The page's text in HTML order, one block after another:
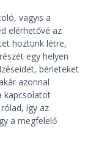
vagyis a
elérhetővé az
hoztunk létre,
egy helyen
bérleteket
azonnal
kapcsolatot
így az
a megfelelő